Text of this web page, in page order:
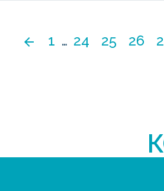
1 … 24 25 26